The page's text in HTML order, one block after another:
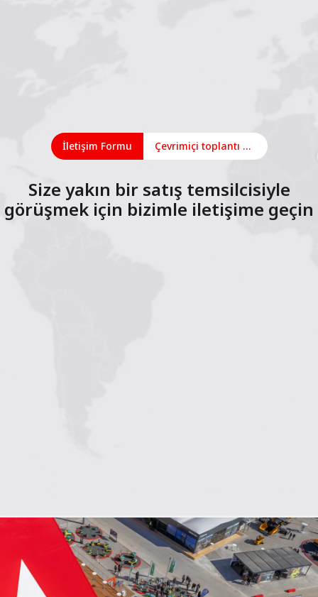
İletişim Formu Çevrimiçi toplantı planlayın
Size yakın bir satış temsilcisiyle
görüşmek için bizimle iletişime geçin